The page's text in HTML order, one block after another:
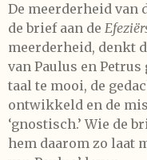
De meerderheid van
de brief aan de
meerderheid, denkt
van Paulus en
taal te mooi, de
ontwikkeld en de
‘gnostisch.’ Wie de
hem daarom zo laat